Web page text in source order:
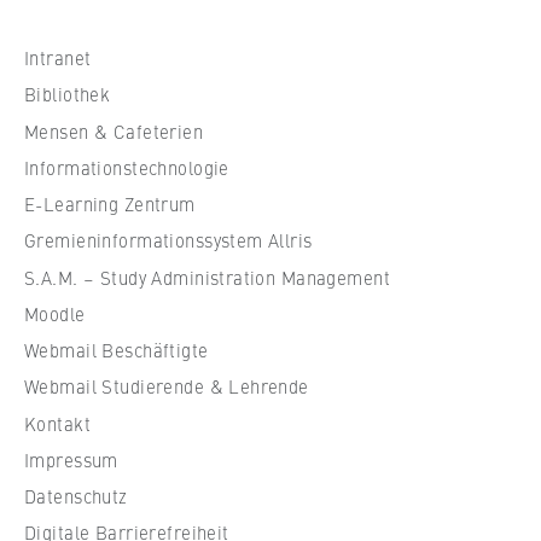
s
c
u
l
e
f
i
r
t
c
h
Intranet
Bibliothek
Mensen & Cafeterien
Informationstechnologie
E-Learning Zentrum
Gremieninformationssystem Allris
S.A.M. – Study Administration Management
Moodle
Webmail Beschäftigte
Webmail Studierende & Lehrende
Kontakt
Impressum
Datenschutz
Digitale Barrierefreiheit